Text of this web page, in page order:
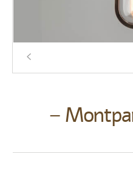
Montparnasse Pendant –